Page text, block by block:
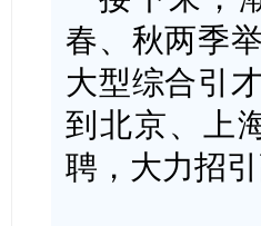
春、秋两季
大型综合引
到北京、上
聘，大力招